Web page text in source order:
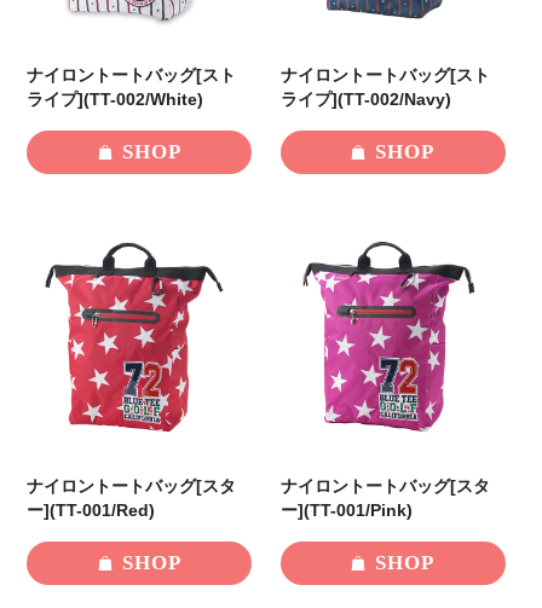
ナイロントートバッグ[スト
ライプ](TT-002/White)
SHOP
ナイロントートバッグ[スト
ライプ](TT-002/Navy)
SHOP
ナイロントートバッグ[スタ
ー](TT-001/Red)
SHOP
ナイロントートバッグ[スタ
ー](TT-001/Pink)
SHOP